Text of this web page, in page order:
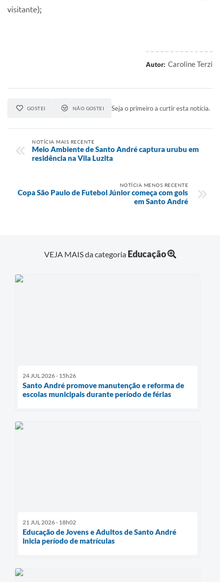
visitante);
Autor: Caroline Terzi
GOSTEI NÃO GOSTEI Seja o primeiro a curtir esta notícia.
NOTÍCIA MAIS RECENTE
Meio Ambiente de Santo André captura urubu em
residência na Vila Luzita
NOTÍCIA MENOS RECENTE
Copa São Paulo de Futebol Júnior começa com gols
em Santo André
VEJA MAIS da categoria Educação
24 JUL 2026 - 15h26
Santo André promove manutenção e reforma de
escolas municipais durante período de férias
21 JUL 2026 - 18h02
Educação de Jovens e Adultos de Santo André
inicia período de matrículas